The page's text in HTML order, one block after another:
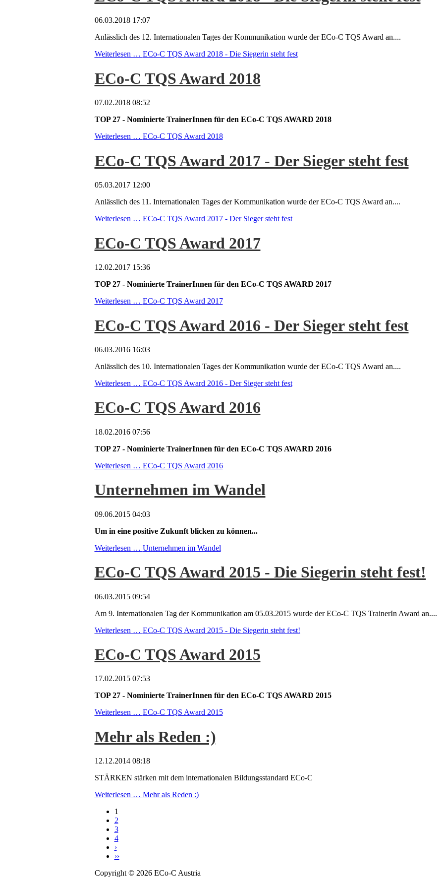
06.03.2018 17:07
Anlässlich des 12. Internationalen Tages der Kommunikation wurde der ECo-C TQS Award an....
Weiterlesen … ECo-C TQS Award 2018 - Die Siegerin steht fest
ECo-C TQS Award 2018
07.02.2018 08:52
TOP 27 - Nominierte TrainerInnen für den ECo-C TQS AWARD 2018
Weiterlesen … ECo-C TQS Award 2018
ECo-C TQS Award 2017 - Der Sieger steht fest
05.03.2017 12:00
Anlässlich des 11. Internationalen Tages der Kommunikation wurde der ECo-C TQS Award an....
Weiterlesen … ECo-C TQS Award 2017 - Der Sieger steht fest
ECo-C TQS Award 2017
12.02.2017 15:36
TOP 27 - Nominierte TrainerInnen für den ECo-C TQS AWARD 2017
Weiterlesen … ECo-C TQS Award 2017
ECo-C TQS Award 2016 - Der Sieger steht fest
06.03.2016 16:03
Anlässlich des 10. Internationalen Tages der Kommunikation wurde der ECo-C TQS Award an....
Weiterlesen … ECo-C TQS Award 2016 - Der Sieger steht fest
ECo-C TQS Award 2016
18.02.2016 07:56
TOP 27 - Nominierte TrainerInnen für den ECo-C TQS AWARD 2016
Weiterlesen … ECo-C TQS Award 2016
Unternehmen im Wandel
09.06.2015 04:03
Um in eine positive Zukunft blicken zu können...
Weiterlesen … Unternehmen im Wandel
ECo-C TQS Award 2015 - Die Siegerin steht fest!
06.03.2015 09:54
Am 9. Internationalen Tag der Kommunikation am 05.03.2015 wurde der ECo-C TQS TrainerIn Award an....
Weiterlesen … ECo-C TQS Award 2015 - Die Siegerin steht fest!
ECo-C TQS Award 2015
17.02.2015 07:53
TOP 27 - Nominierte TrainerInnen für den ECo-C TQS AWARD 2015
Weiterlesen … ECo-C TQS Award 2015
Mehr als Reden :)
12.12.2014 08:18
STÄRKEN stärken mit dem internationalen Bildungsstandard ECo-C
Weiterlesen … Mehr als Reden :)
1
2
3
4
›
››
Copyright © 2026 ECo-C Austria